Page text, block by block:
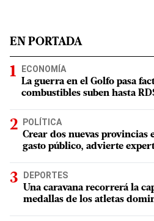
EN PORTADA
ECONOMÍA
La guerra en el Golfo pasa
combustibles suben hasta
POLÍTICA
Crear dos nuevas provincias
gasto público, advierte
DEPORTES
Una caravana recorrerá la
medallas de los atletas